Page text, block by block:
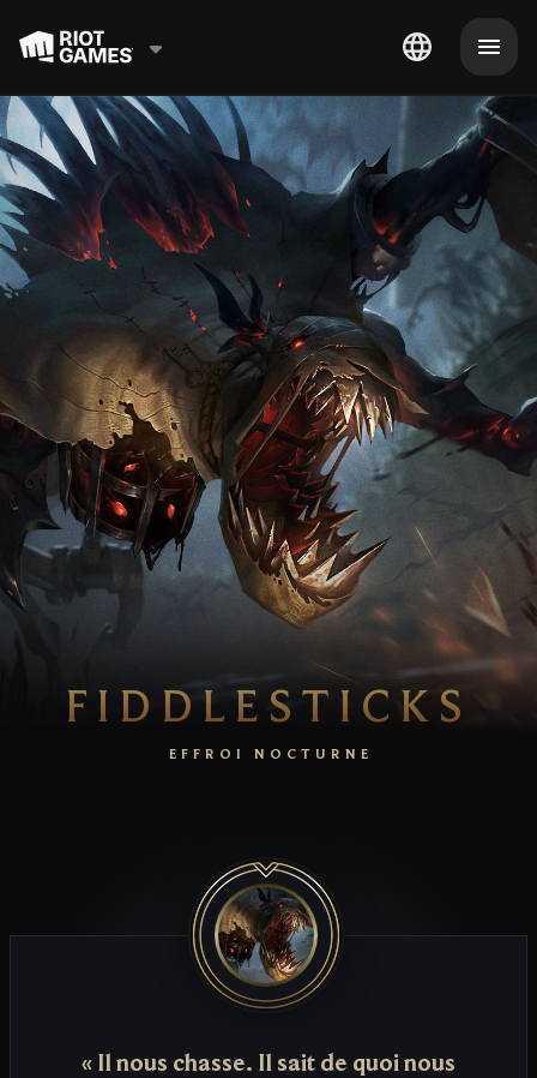
FIDDLESTICKS
EFFROI NOCTURNE
« Il nous chasse. Il sait de quoi nous